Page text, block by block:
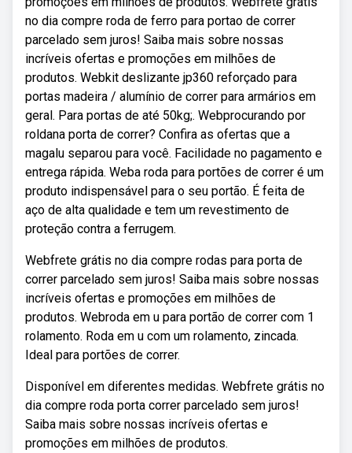
no dia compre roda de ferro para portao de correr
parcelado sem juros! Saiba mais sobre nossas
incríveis ofertas e promoções em milhões de
produtos. Webkit deslizante jp360 reforçado para
portas madeira / alumínio de correr para armários em
geral. Para portas de até 50kg;. Webprocurando por
roldana porta de correr? Confira as ofertas que a
magalu separou para você. Facilidade no pagamento e
entrega rápida. Weba roda para portões de correr é um
produto indispensável para o seu portão. É feita de
aço de alta qualidade e tem um revestimento de
proteção contra a ferrugem.
Webfrete grátis no dia compre rodas para porta de
correr parcelado sem juros! Saiba mais sobre nossas
incríveis ofertas e promoções em milhões de
produtos. Webroda em u para portão de correr com 1
rolamento. Roda em u com um rolamento, zincada.
Ideal para portões de correr.
Disponível em diferentes medidas. Webfrete grátis no
dia compre roda porta correr parcelado sem juros!
Saiba mais sobre nossas incríveis ofertas e
promoções em milhões de produtos.